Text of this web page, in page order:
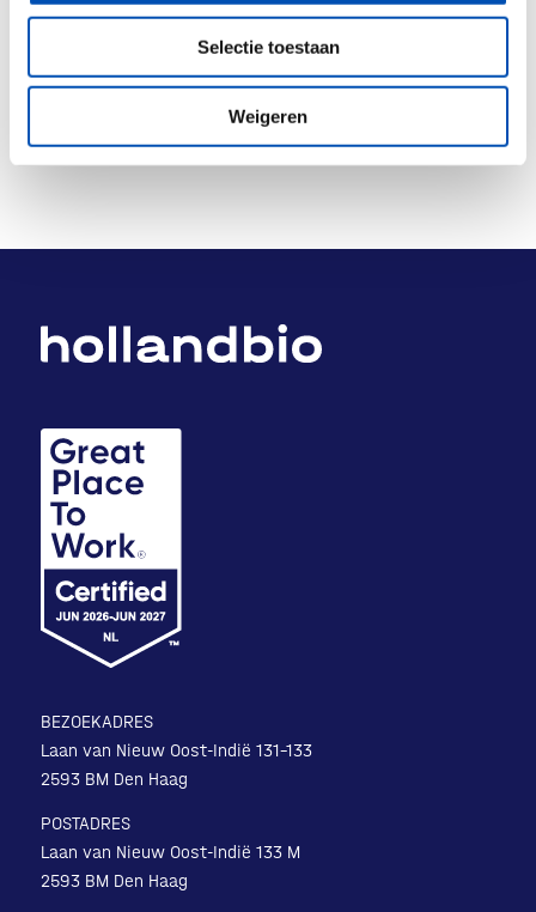
Selectie toestaan
Weigeren
BEZOEKADRES
Laan van Nieuw Oost-Indië 131-133
2593 BM Den Haag
POSTADRES
Laan van Nieuw Oost-Indië 133 M
2593 BM Den Haag